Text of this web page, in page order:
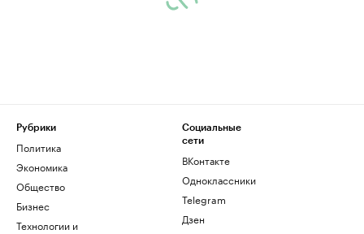
Рубрики
Политика
Экономика
Общество
Бизнес
Технологии и
Социальные
сети
ВКонтакте
Одноклассники
Telegram
Дзен